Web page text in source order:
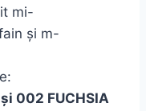
mi-
și m-
:
și 002 FUCHSIA